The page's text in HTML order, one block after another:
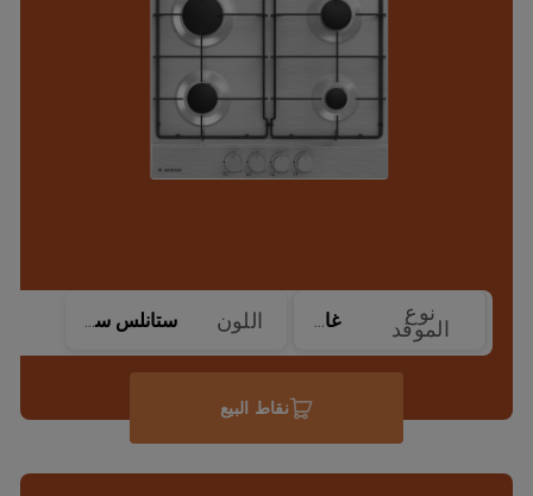
نوع
الموقد غاز اللون ستانلس ستيل
نقاط البيع